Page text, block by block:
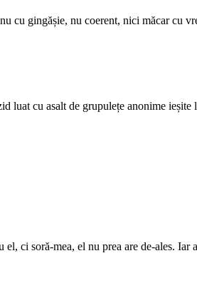
cu gingășie, nu coerent, nici măcar cu
luat cu asalt de grupulețe anonime
ci soră-mea, el nu prea are de-ales.